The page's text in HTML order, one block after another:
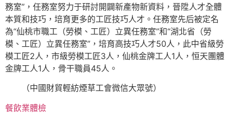
務室”，任務室努力于研討開闢新產物新資料，晉陞人才全體
本質和技巧，培育更多的工匠技巧人才。任務室先后被定名
為“仙桃市職工（勞模、工匠）立異任務室”和“湖北省（勞
模、工匠）立異任務室”，培育高技巧人才50人，此中省級勞
模工匠2人，市級勞模工匠3人，仙桃金牌工人1人，恒天團體
金牌工人1人，骨干職員45人。
（中國財貿輕紡煙草工會微信大眾號）
餐飲業體檢